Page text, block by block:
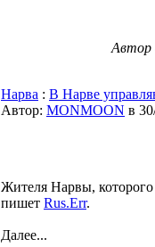
Автор
Нарва : В Нарве
Автор: MONMOON в
Жителя Нарвы, которого
пишет Rus.Err.
Далее...